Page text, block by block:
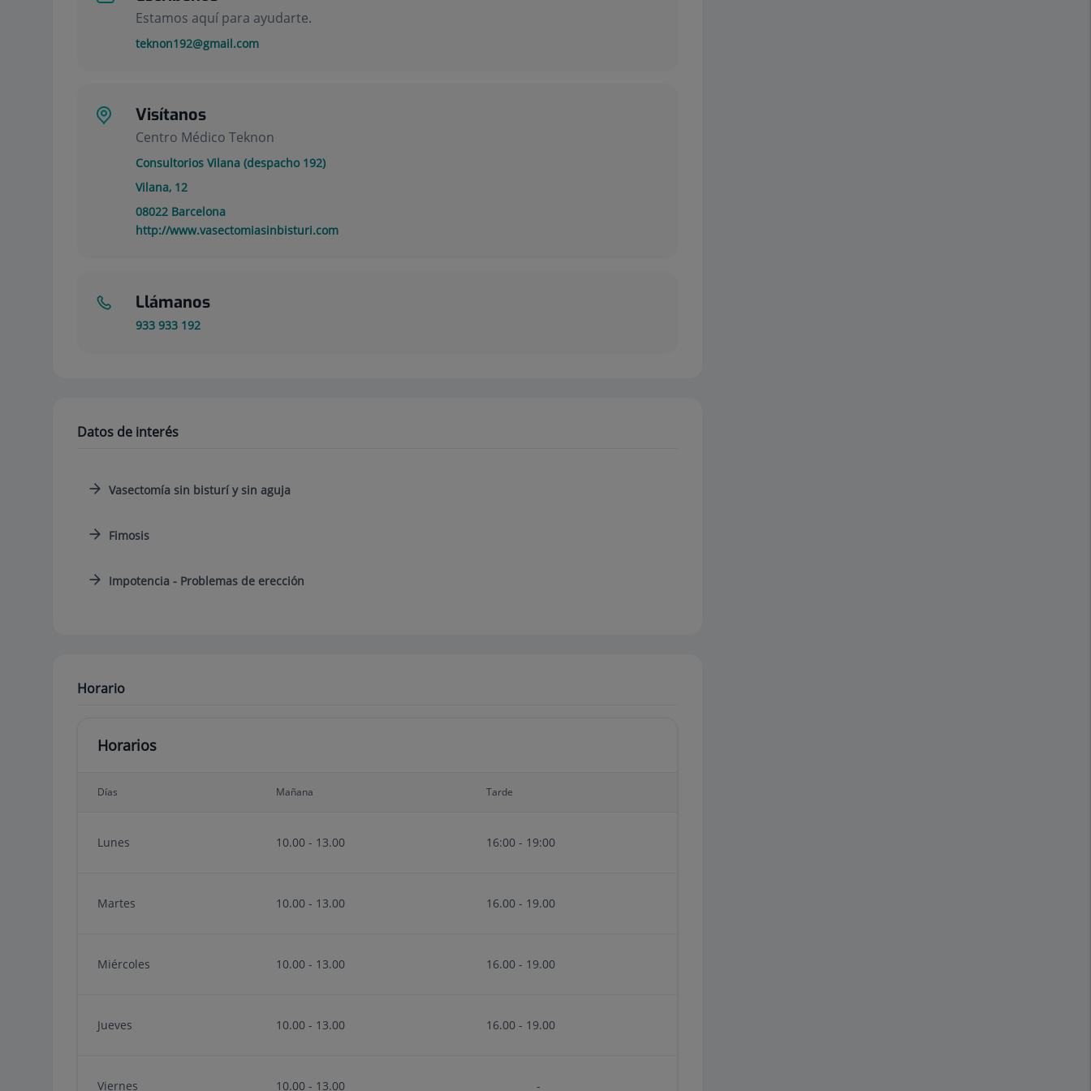
Estamos aquí para ayudarte.
teknon192@gmail.com
Visítanos
Centro Médico Teknon
Consultorios Vilana (despacho 192)
Vilana, 12
08022 Barcelona
http://www.vasectomiasinbisturi.com
Llámanos
933 933 192
Datos de interés
Vasectomía sin bisturí y sin aguja
Fimosis
Impotencia - Problemas de erección
Horario
Horarios
Días Mañana Tarde
Lunes 10.00 - 13.00 16:00 - 19:00
Martes 10.00 - 13.00 16.00 - 19.00
Miércoles 10.00 - 13.00 16.00 - 19.00
Jueves 10.00 - 13.00 16.00 - 19.00
Viernes 10.00 - 13.00 -